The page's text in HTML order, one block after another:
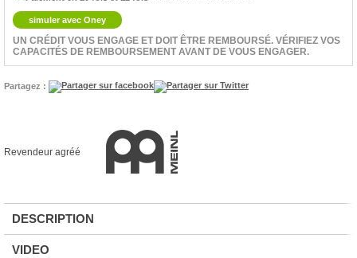
simuler avec Oney
UN CRÉDIT VOUS ENGAGE ET DOIT ÊTRE REMBOURSÉ. VÉRIFIEZ VOS
CAPACITÉS DE REMBOURSEMENT AVANT DE VOUS ENGAGER.
Partagez :
Revendeur agréé
DESCRIPTION
VIDEO